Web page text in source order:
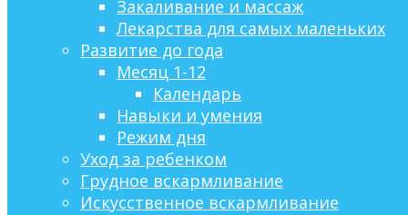
Закаливание и массаж
Лекарства для самых маленьких
Развитие до года
Месяц 1-12
Календарь
Навыки и умения
Режим дня
Уход за ребенком
Грудное вскармливание
Искусственное вскармливание